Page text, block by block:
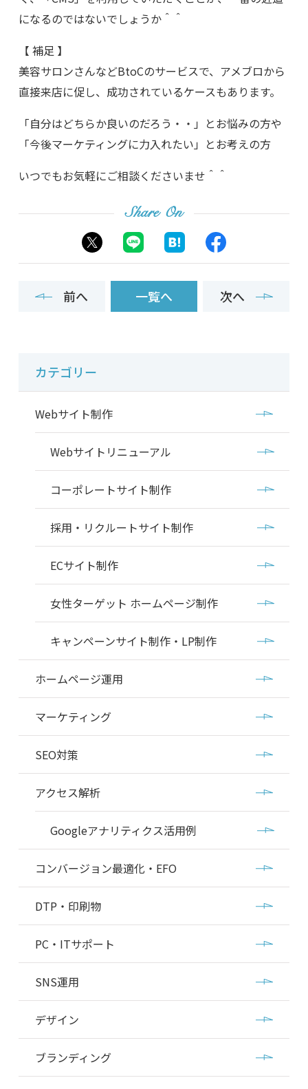
になるのではないでしょうか＾＾
【 補足 】
美容サロンさんなどBtoCのサービスで、アメブロから
直接来店に促し、成功されているケースもあります。
「自分はどちらか良いのだろう・・」とお悩みの方や
「今後マーケティングに力入れたい」とお考えの方
いつでもお気軽にご相談くださいませ＾＾
Share On
前へ 一覧へ 次へ
カテゴリー
Webサイト制作
Webサイトリニューアル
コーポレートサイト制作
採用・リクルートサイト制作
ECサイト制作
女性ターゲット ホームページ制作
キャンペーンサイト制作・LP制作
ホームページ運用
マーケティング
SEO対策
アクセス解析
Googleアナリティクス活用例
コンバージョン最適化・EFO
DTP・印刷物
PC・ITサポート
SNS運用
デザイン
ブランディング